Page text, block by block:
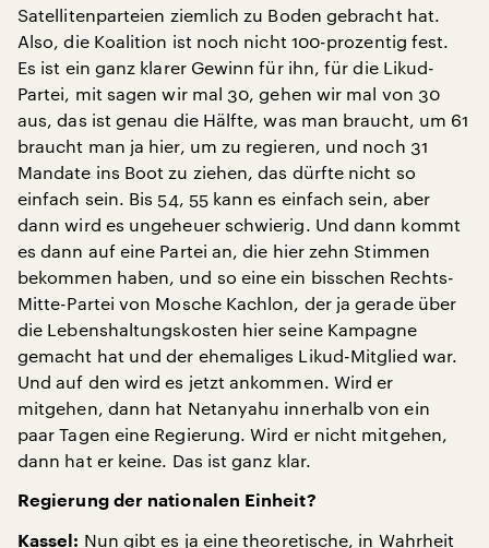
Satellitenparteien ziemlich zu Boden gebracht hat.
Also, die Koalition ist noch nicht 100-prozentig fest.
Es ist ein ganz klarer Gewinn für ihn, für die Likud-
Partei, mit sagen wir mal 30, gehen wir mal von 30
aus, das ist genau die Hälfte, was man braucht, um 61
braucht man ja hier, um zu regieren, und noch 31
Mandate ins Boot zu ziehen, das dürfte nicht so
einfach sein. Bis 54, 55 kann es einfach sein, aber
dann wird es ungeheuer schwierig. Und dann kommt
es dann auf eine Partei an, die hier zehn Stimmen
bekommen haben, und so eine ein bisschen Rechts-
Mitte-Partei von Mosche Kachlon, der ja gerade über
die Lebenshaltungskosten hier seine Kampagne
gemacht hat und der ehemaliges Likud-Mitglied war.
Und auf den wird es jetzt ankommen. Wird er
mitgehen, dann hat Netanyahu innerhalb von ein
paar Tagen eine Regierung. Wird er nicht mitgehen,
dann hat er keine. Das ist ganz klar.
Regierung der nationalen Einheit?
Kassel: Nun gibt es ja eine theoretische, in Wahrheit